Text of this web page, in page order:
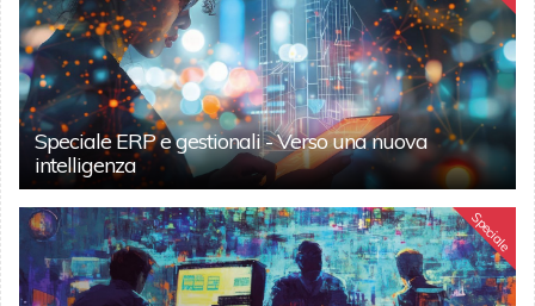
Speciale ERP e gestionali - Verso una nuova
intelligenza
Speciale